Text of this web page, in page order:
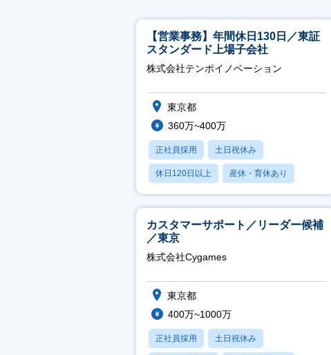
【営業事務】年間休日130日／東証
スタンダード上場子会社
株式会社テンポイノベーション
東京都
360万~400万
正社員採用 土日祝休み
休日120日以上 産休・育休あり
賞与あり
カスタマーサポート／リーダー候補
／東京
株式会社Cygames
東京都
400万~1000万
正社員採用 土日祝休み